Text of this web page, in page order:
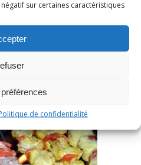
sur certaines caractéristiques
de confidentialité